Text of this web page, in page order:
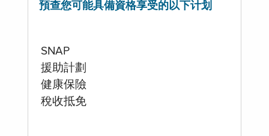
預查您可能具備資格享受的以下计划
SNAP
援助計劃
健康保險
稅收抵免